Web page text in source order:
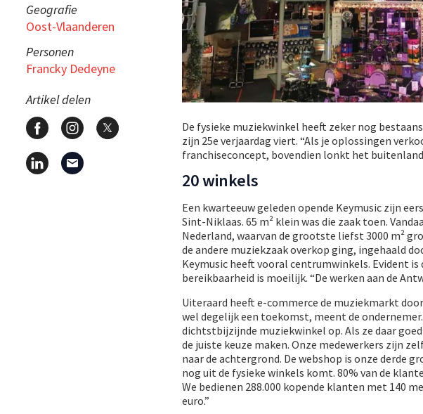
Geografie
Oost-Vlaanderen
Personen
Francky Dedeyne
Artikel delen
De fysieke muziekwinkel heeft zeker nog
zijn 25e verjaardag viert. “Als je oplossingen
franchiseconcept, bovendien lonkt het
20 winkels
Een kwarteeuw geleden opende Keymusic zijn
Sint-Niklaas. 65 m² klein was die zaak toen.
Nederland, waarvan de grootste liefst 3000 m²
de andere muziekzaak overkop ging, ingehaald
Keymusic heeft vooral centrumwinkels. Evident
bereikbaarheid is moeilijk. “De werken aan de
Uiteraard heeft e-commerce de muziekmarkt
wel degelijk een toekomst, meent de
dichtstbijzijnde muziekwinkel op. Als ze daar
de juiste keuze maken. Onze medewerkers zijn
naar de achtergrond. De webshop is onze derde
nog uit de fysieke winkels komt. 80% van de
We bedienen 288.000 kopende klanten met 140
euro.”